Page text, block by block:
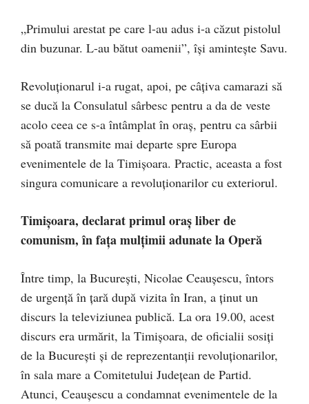
„Primului arestat pe care l-au adus i-a căzut pistolul
din buzunar. L-au bătut oamenii”, își amintește Savu.
Revoluționarul i-a rugat, apoi, pe câțiva camarazi să
se ducă la Consulatul sârbesc pentru a da de veste
acolo ceea ce s-a întâmplat în oraș, pentru ca sârbii
să poată transmite mai departe spre Europa
evenimentele de la Timișoara. Practic, aceasta a fost
singura comunicare a revoluționarilor cu exteriorul.
Timişoara, declarat primul oraş liber de
comunism, în faţa mulţimii adunate la Operă
Între timp, la București, Nicolae Ceaușescu, întors
de urgență în țară după vizita în Iran, a ținut un
discurs la televiziunea publică. La ora 19.00, acest
discurs era urmărit, la Timișoara, de oficialii sosiți
de la București și de reprezentanții revoluționarilor,
în sala mare a Comitetului Județean de Partid.
Atunci, Ceaușescu a condamnat evenimentele de la